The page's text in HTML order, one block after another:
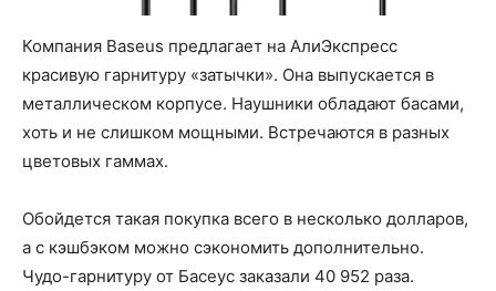
Компания Baseus предлагает на АлиЭкспресс
красивую гарнитуру «затычки». Она выпускается в
металлическом корпусе. Наушники обладают басами,
хоть и не слишком мощными. Встречаются в разных
цветовых гаммах.
Обойдется такая покупка всего в несколько долларов,
а с кэшбэком можно сэкономить дополнительно.
Чудо-гарнитуру от Басеус заказали 40 952 раза.